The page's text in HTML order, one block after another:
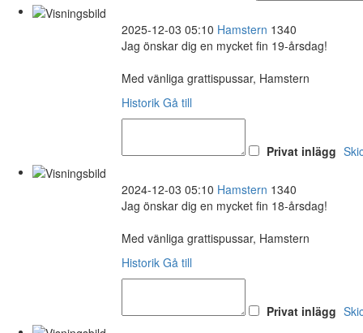
2025-12-03 05:10 Hamstern 1340
Jag önskar dig en mycket fin 19-årsdag!
Med vänliga grattispussar, Hamstern
Historik Gå till
Privat inlägg
2024-12-03 05:10 Hamstern 1340
Jag önskar dig en mycket fin 18-årsdag!
Med vänliga grattispussar, Hamstern
Historik Gå till
Privat inlägg